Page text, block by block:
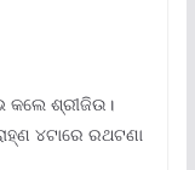
କଲେ ଶ୍ରୀଜିଉ।
୪ଟାରେ ରଥଟଣା